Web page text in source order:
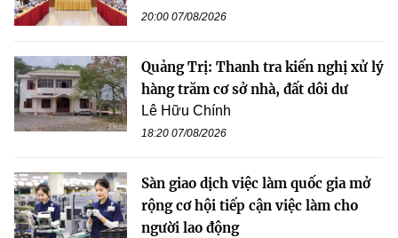
20:00 07/08/2026
Quảng Trị: Thanh tra kiến nghị xử lý
hàng trăm cơ sở nhà, đất dôi dư
Lê Hữu Chính
18:20 07/08/2026
Sàn giao dịch việc làm quốc gia mở
rộng cơ hội tiếp cận việc làm cho
người lao động